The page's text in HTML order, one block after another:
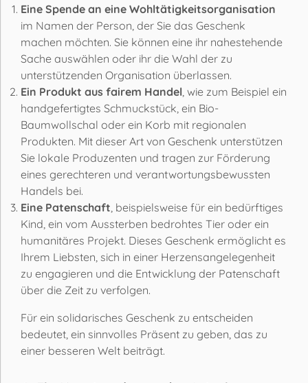
Eine Spende an eine Wohltätigkeitsorganisation
im Namen der Person, der Sie das Geschenk
machen möchten. Sie können eine ihr nahestehende
Sache auswählen oder ihr die Wahl der zu
unterstützenden Organisation überlassen.
Ein Produkt aus fairem Handel , wie zum Beispiel ein
handgefertigtes Schmuckstück, ein Bio-
Baumwollschal oder ein Korb mit regionalen
Produkten. Mit dieser Art von Geschenk unterstützen
Sie lokale Produzenten und tragen zur Förderung
eines gerechteren und verantwortungsbewussten
Handels bei.
Eine Patenschaft , beispielsweise für ein bedürftiges
Kind, ein vom Aussterben bedrohtes Tier oder ein
humanitäres Projekt. Dieses Geschenk ermöglicht es
Ihrem Liebsten, sich in einer Herzensangelegenheit
zu engagieren und die Entwicklung der Patenschaft
über die Zeit zu verfolgen.
Für ein solidarisches Geschenk zu entscheiden
bedeutet, ein sinnvolles Präsent zu geben, das zu
einer besseren Welt beiträgt.